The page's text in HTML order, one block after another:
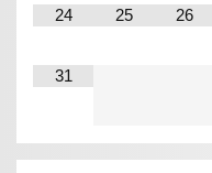
24 25 26
31